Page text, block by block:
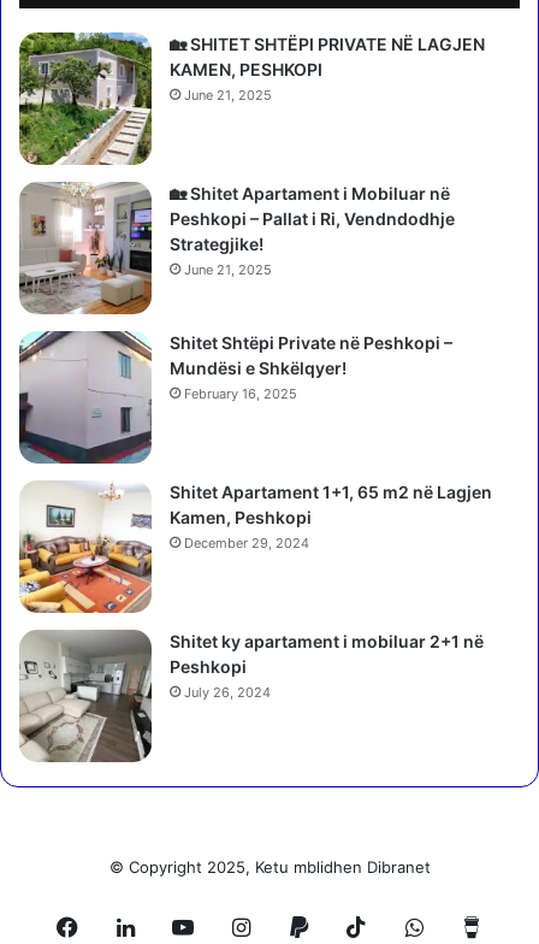
t
o
r
e
n
ë
3
-
m
u
j
o
r
i
n
e
p
a
ë
0
2
5
e
s
/
S
o
c
a
i
s
t
ë
t
s
u
p
i
o
j
n
G
j
e
k
m
🏡 SHITET SHTËPI PRIVATE NË LAGJEN
KAMEN, PESHKOPI
June 21, 2025
🏡 Shitet Apartament i Mobiluar në
Peshkopi – Pallat i Ri, Vendndodhje
Strategjike!
June 21, 2025
Shitet Shtëpi Private në Peshkopi –
Mundësi e Shkëlqyer!
February 16, 2025
Shitet Apartament 1+1, 65 m2 në Lagjen
Kamen, Peshkopi
December 29, 2024
Shitet ky apartament i mobiluar 2+1 në
Peshkopi
July 26, 2024
© Copyright 2025, Ketu mblidhen Dibranet
Facebook
LinkedInYouTubeInstagram
Paypal TikTokWhatsApp